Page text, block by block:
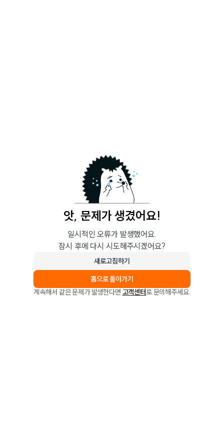
앗, 문제가 생겼어요!
일시적인 오류가 발생했어요.
잠시 후에 다시 시도해주시겠어요?
새로고침하기
홈으로 돌아가기
계속해서 같은 문제가 발생한다면 고객센터로 문의해주세요.